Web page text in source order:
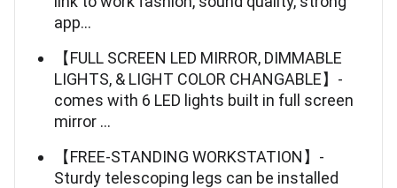
app…
【FULL SCREEN LED MIRROR, DIMMABLE
LIGHTS, & LIGHT COLOR CHANGABLE】-
comes with 6 LED lights built in full screen
mirror …
【FREE-STANDING WORKSTATION】-
Sturdy telescoping legs can be installed